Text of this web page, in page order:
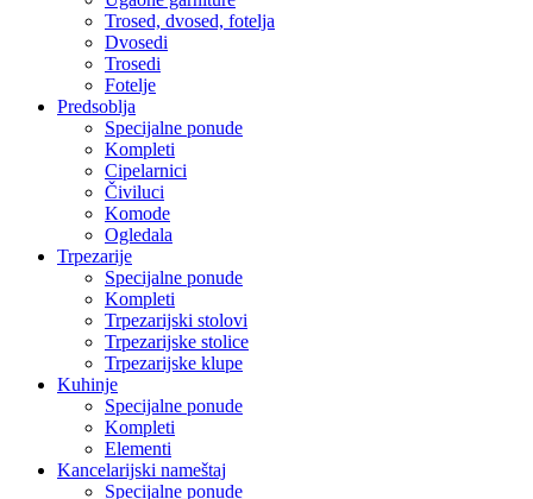
Trosed, dvosed, fotelja
Dvosedi
Trosedi
Fotelje
Predsoblja
Specijalne ponude
Kompleti
Cipelarnici
Čiviluci
Komode
Ogledala
Trpezarije
Specijalne ponude
Kompleti
Trpezarijski stolovi
Trpezarijske stolice
Trpezarijske klupe
Kuhinje
Specijalne ponude
Kompleti
Elementi
Kancelarijski nameštaj
Specijalne ponude